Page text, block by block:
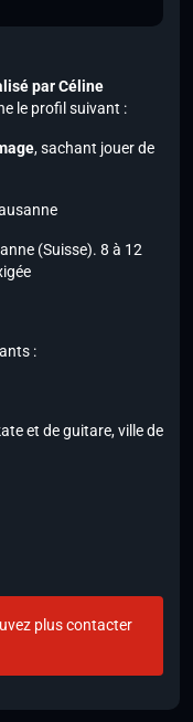
par Céline
le profil suivant :
,sachant jouer de
(Suisse). 8 à 12
:
et de guitare, ville de
plus contacter